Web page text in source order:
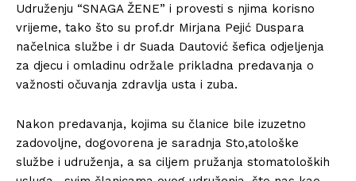
Udruženju “SNAGA ŽENE” i provesti s njima korisno
vrijeme, tako što su prof.dr Mirjana Pejić Duspara
načelnica službe i dr Suada Dautović šefica odjeljenja
za djecu i omladinu održale prikladna predavanja o
važnosti očuvanja zdravlja usta i zuba.
Nakon predavanja, kojima su članice bile izuzetno
zadovoljne, dogovorena je saradnja Sto,atološke
službe i udruženja, a sa ciljem pružanja stomatoloških